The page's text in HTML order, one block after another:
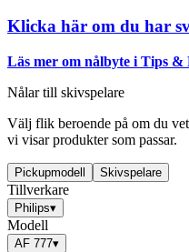
Klicka här om du har
Läs mer om nålbyte i Tips &
Nålar till skivspelare
Välj flik beroende på om du
vi visar produkter som passar.
Pickupmodell Skivspelare
Tillverkare
Philips▾
Modell
AF 777▾